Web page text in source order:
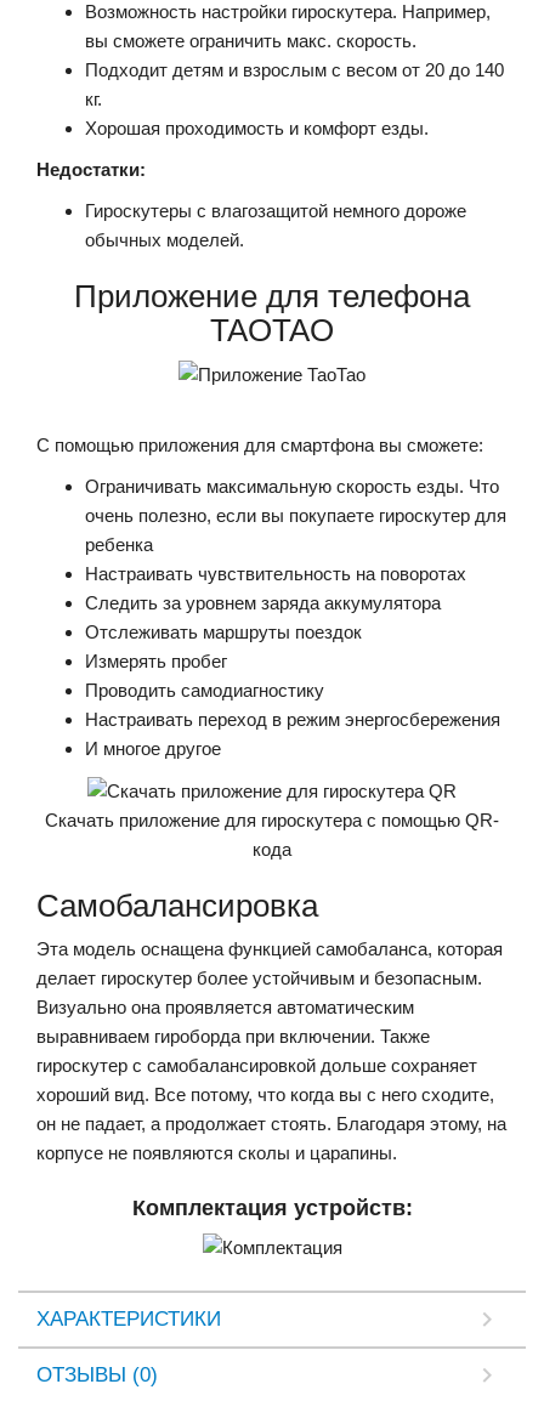
Возможность настройки гироскутера. Например,
вы сможете ограничить макс. скорость.
Подходит детям и взрослым с весом от 20 до 140
кг.
Хорошая проходимость и комфорт езды.
Недостатки:
Гироскутеры с влагозащитой немного дороже
обычных моделей.
Приложение для телефона
TAOTAO
С помощью приложения для смартфона вы сможете:
Ограничивать максимальную скорость езды. Что
очень полезно, если вы покупаете гироскутер для
ребенка
Настраивать чувствительность на поворотах
Следить за уровнем заряда аккумулятора
Отслеживать маршруты поездок
Измерять пробег
Проводить самодиагностику
Настраивать переход в режим энергосбережения
И многое другое
Скачать приложение для гироскутера с помощью QR-
кода
Самобалансировка
Эта модель оснащена функцией самобаланса, которая
делает гироскутер более устойчивым и безопасным.
Визуально она проявляется автоматическим
выравниваем гироборда при включении. Также
гироскутер с самобалансировкой дольше сохраняет
хороший вид. Все потому, что когда вы с него сходите,
он не падает, а продолжает стоять. Благодаря этому, на
корпусе не появляются сколы и царапины.
Комплектация устройств:
ХАРАКТЕРИСТИКИ
ОТЗЫВЫ (0)